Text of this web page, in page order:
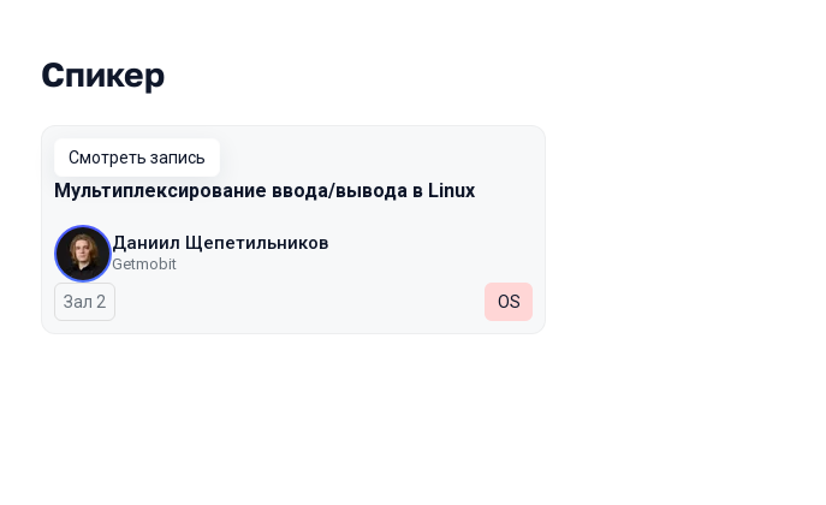
Выступления в сезоне 2025
Спикер
Смотреть запись
Мультиплексирование ввода/вывода в Linux
Даниил Щепетильников
Getmobit
Зал 2 OS